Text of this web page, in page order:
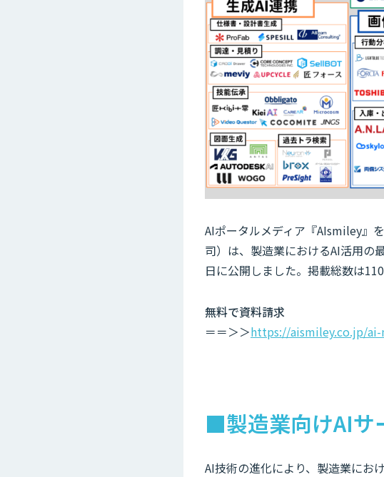
AIポータルメディア『AIsmiley』
司）は、製造業におけるAI活用の
日に公開しました。掲載総数は110
無料で資料請求
＝＝＞＞https://aismiley.co.jp/
■製造業向けAIサ
AI技術の進化により、製造業にお